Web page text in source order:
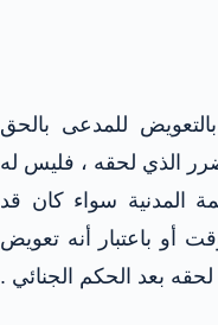
للمدعى بالحق
الذي لحقه ، فليس له
المدنية سواء كان قد
أو باعتبار أنه تعويض
بعد الحكم الجنائي .